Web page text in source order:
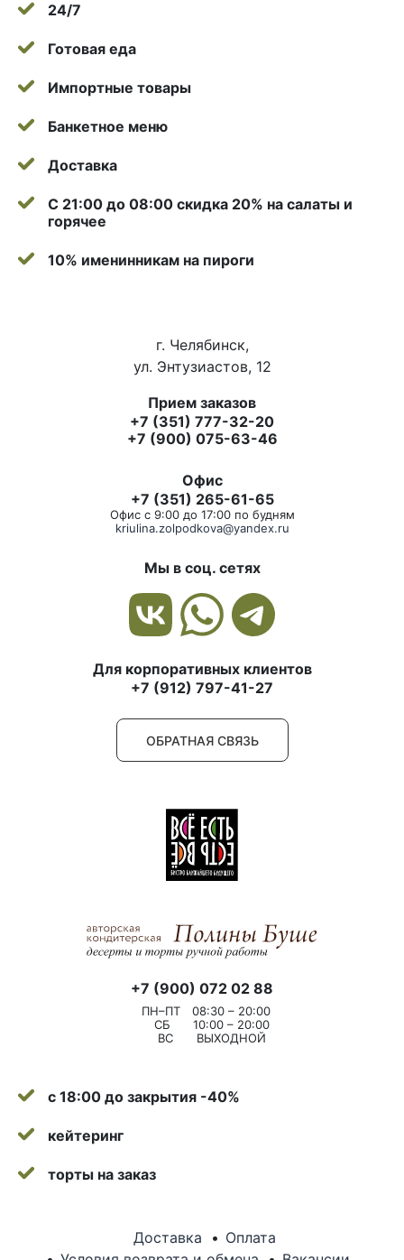
24/7
Готовая еда
Импортные товары
Банкетное меню
Доставка
С 21:00 до 08:00 скидка 20% на салаты и
горячее
10% именинникам на пироги
г. Челябинск,
ул. Энтузиастов, 12
Прием заказов
+7 (351) 777-32-20
+7 (900) 075-63-46
Офис
+7 (351) 265-61-65
Офис с 9:00 до 17:00 по будням
kriulina.zolpodkova@yandex.ru
Мы в соц. сетях
Для корпоративных клиентов
+7 (912) 797-41-27
ОБРАТНАЯ СВЯЗЬ
+7 (900) 072 02 88
ПН–ПТ
08:30 – 20:00
СБ
10:00 – 20:00
ВС
ВЫХОДНОЙ
с 18:00 до закрытия -40%
кейтеринг
торты на заказ
Доставка
Оплата